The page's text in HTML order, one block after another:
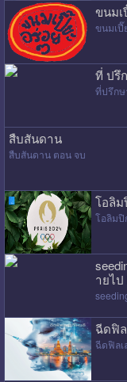
ขนมเ
ขนมเปี๊
ที่ ปรึ
ที่ปรึกษ
สืบสันดาน
สืบสันดาน ตอน จบ
โอลิม
โอลิมปิ
ายไ
ฉีดฟิ
ฉีดฟิลเ